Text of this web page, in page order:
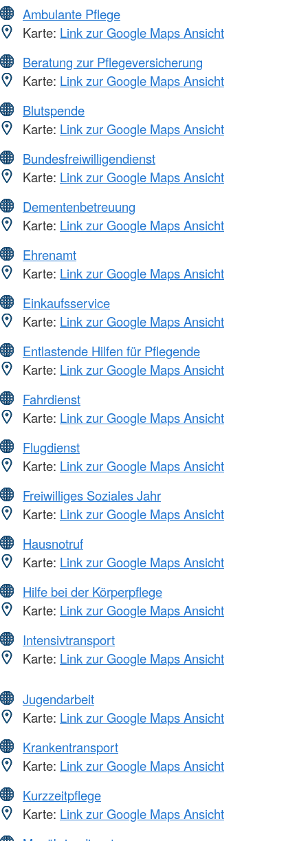
Ambulante Pflege
Karte: Link zur Google Maps Ansicht
Beratung zur Pflegeversicherung
Karte: Link zur Google Maps Ansicht
Blutspende
Karte: Link zur Google Maps Ansicht
Bundesfreiwilligendienst
Karte: Link zur Google Maps Ansicht
Dementenbetreuung
Karte: Link zur Google Maps Ansicht
Ehrenamt
Karte: Link zur Google Maps Ansicht
Einkaufsservice
Karte: Link zur Google Maps Ansicht
Entlastende Hilfen für Pflegende
Karte: Link zur Google Maps Ansicht
Fahrdienst
Karte: Link zur Google Maps Ansicht
Flugdienst
Karte: Link zur Google Maps Ansicht
Freiwilliges Soziales Jahr
Karte: Link zur Google Maps Ansicht
Hausnotruf
Karte: Link zur Google Maps Ansicht
Hilfe bei der Körperpflege
Karte: Link zur Google Maps Ansicht
Intensivtransport
Karte: Link zur Google Maps Ansicht
Jugendarbeit
Karte: Link zur Google Maps Ansicht
Krankentransport
Karte: Link zur Google Maps Ansicht
Kurzzeitpflege
Karte: Link zur Google Maps Ansicht